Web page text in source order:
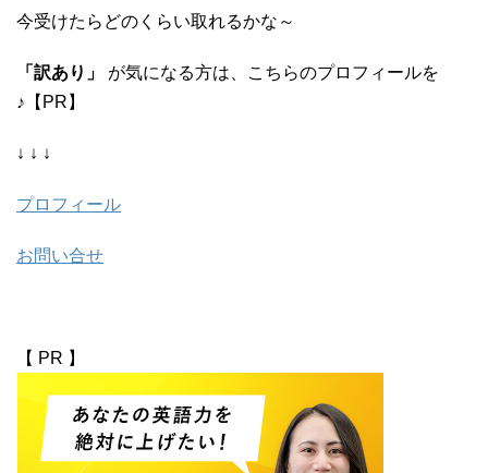
今受けたらどのくらい取れるかな～
「訳あり」
が気になる方は、こちらのプロフィールを
♪【PR】
↓ ↓ ↓
プロフィール
お問い合せ
【 PR 】